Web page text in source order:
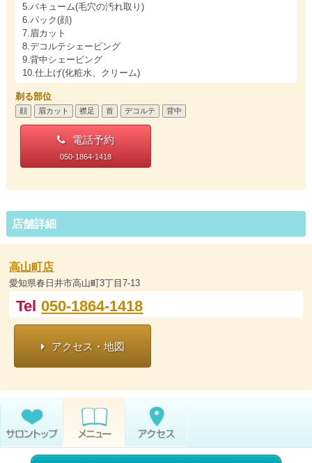
5.バキューム(毛穴の汚れ取り)
6.パック(顔)
7.眉カット
8.デコルテシェービング
9.背中シェービング
10.仕上げ(化粧水、クリーム)
剃る部位
顔 眉カット 襟足 首 デコルテ 背中
電話予約
050-1864-1418
店舗詳細
高山町店
愛知県春日井市高山町3丁目7-13
Tel050-1864-1418
アクセス・地図